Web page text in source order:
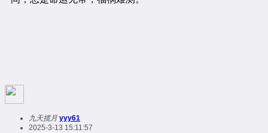
九天揽月 yyy61
2025-3-13 15:11:57